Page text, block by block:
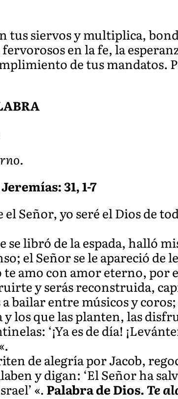
tus siervos y multiplica,
en la fe, la
de tus mandatos.
31, 1-7
Señor, yo seré el Dios de
se libró de la espada, halló
el Señor se le apareció de
te amo con amor eterno, por
y serás reconstruida,
bailar entre músicos y
y los que las planten, las
‘¡Ya es de día!
de alegría por Jacob,
y digan: ‘El Señor ha
«. Palabra de Dios.Te